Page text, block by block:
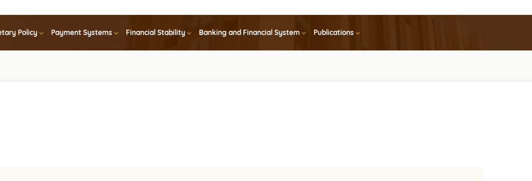
Policy Payment Systems Financial Stability Banking and Financial System Publications